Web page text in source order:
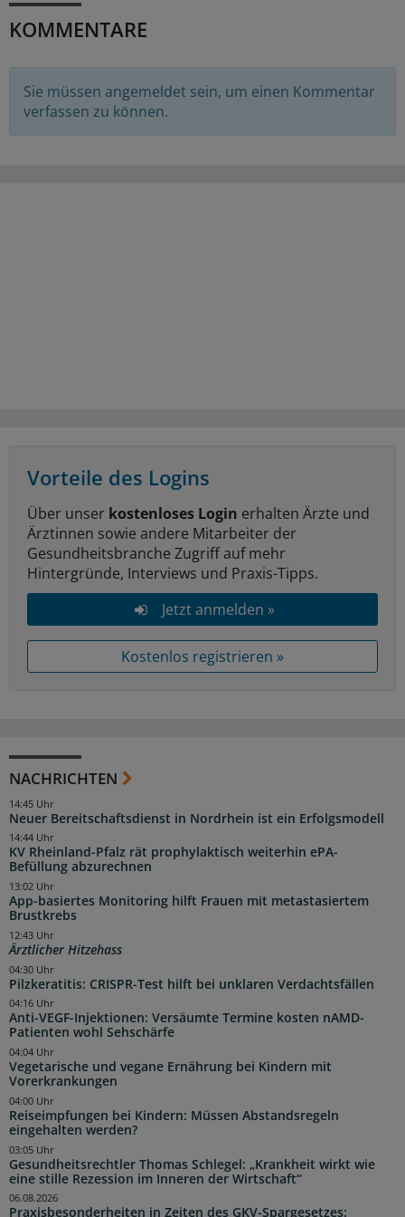
KOMMENTARE
Sie müssen angemeldet sein, um einen Kommentar
verfassen zu können.
Vorteile des Logins
Über unser kostenloses Login erhalten Ärzte und
Ärztinnen sowie andere Mitarbeiter der
Gesundheitsbranche Zugriff auf mehr
Hintergründe, Interviews und Praxis-Tipps.
Jetzt anmelden »
Kostenlos registrieren »
NACHRICHTEN
Neuer Bereitschaftsdienst in Nordrhein ist ein Erfolgsmodell
14:45 Uhr
KV Rheinland-Pfalz rät prophylaktisch weiterhin ePA-
Befüllung abzurechnen
14:44 Uhr
App-basiertes Monitoring hilft Frauen mit metastasiertem
Brustkrebs
13:02 Uhr
Ärztlicher Hitzehass
12:43 Uhr
Pilzkeratitis: CRISPR-Test hilft bei unklaren Verdachtsfällen
04:30 Uhr
Anti-VEGF-Injektionen: Versäumte Termine kosten nAMD-
Patienten wohl Sehschärfe
04:16 Uhr
Vegetarische und vegane Ernährung bei Kindern mit
Vorerkrankungen
04:04 Uhr
Reiseimpfungen bei Kindern: Müssen Abstandsregeln
eingehalten werden?
04:00 Uhr
Gesundheitsrechtler Thomas Schlegel: „Krankheit wirkt wie
eine stille Rezession im Inneren der Wirtschaft“
03:05 Uhr
Praxisbesonderheiten in Zeiten des GKV-Spargesetzes:
06.08.2026